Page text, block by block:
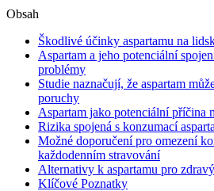
Obsah
Škodlivé účinky aspartamu na
Aspartam a jeho potenciální
problémy
Studie naznačují, že aspartam
poruchy
Aspartam jako potenciální příčina
Rizika spojená s konzumací
Možné doporučení pro omezení
každodenním stravování
Alternativy k aspartamu pro
Klíčové Poznatky